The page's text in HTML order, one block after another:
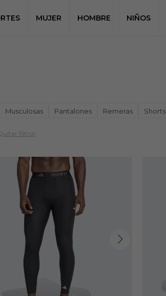
MUJER HOMBRE NIÑOS
Musculosas Pantalones Remeras Shorts
filtros